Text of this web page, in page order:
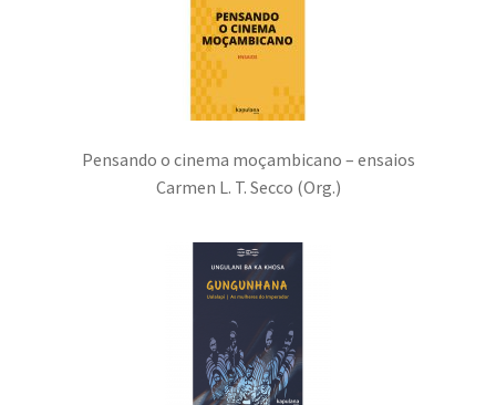
Pensando o cinema moçambicano – ensaios
Carmen L. T. Secco (Org.)